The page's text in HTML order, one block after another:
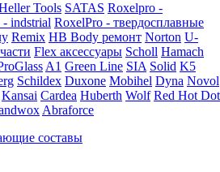
Tools SATAS Roxelpro -
indstrial RoxelPro - твердосплавные
Remix HB Body ремонт Norton U-
Flex аксессуары Scholl Hamach
A1 Green Line SIA Solid K5
Schildex Duxone Mobihel Dyna Novol
Kansai Cardea Huberth Wolf Red Hot Dot
Abraforce
составы